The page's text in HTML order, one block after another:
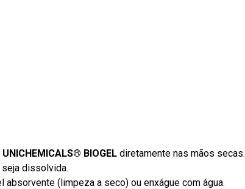
UNICHEMICALS® BIOGEL diretamente nas mãos secas.
dissolvida.
(limpeza a seco) ou enxágue com água.